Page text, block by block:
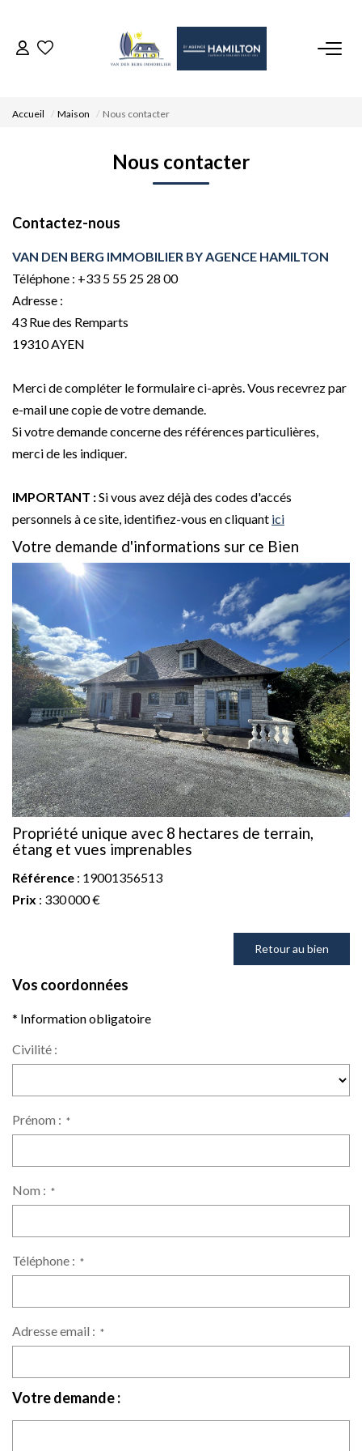
VENDRE UN BIEN
DÉPOSEZ VOTRE RECHERCHE
NOUS REJOINDRE
Accueil Maison Nous contacter
Nous contacter
Contactez-nous
VAN DEN BERG IMMOBILIER BY AGENCE HAMILTON
Téléphone : +33 5 55 25 28 00
Adresse :
43 Rue des Remparts
19310AYEN
Merci de compléter le formulaire ci-après. Vous recevrez par
e-mail une copie de votre demande.
Si votre demande concerne des références particulières,
merci de les indiquer.
IMPORTANT :Si vous avez déjà des codes d'accés
personnels à ce site, identifiez-vous en cliquant ici
Votre demande d'informations sur ce Bien
Propriété unique avec 8 hectares de terrain,
étang et vues imprenables
Référence : 19001356513
Prix : 330 000 €
Retour au bien
Vos coordonnées
* Information obligatoire
Civilité :
Prénom : *
Nom : *
Téléphone : *
Adresse email : *
Votre demande :